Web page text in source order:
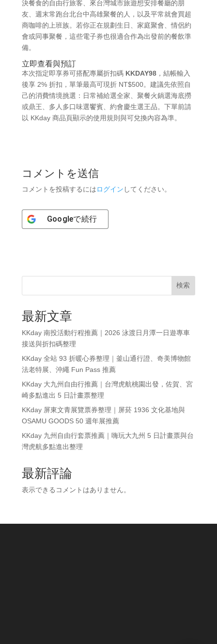
決餐食的自由行旅客、來台灣城市旅遊想安排餐廳的朋
友、週末常跑台北台中高雄聚餐的人，以及平常就會買超
商咖啡的上班族。若你正在規劃生日、家庭聚會、情侶約
會或同事聚餐，這些電子券也很適合作為出發前的餐飲準
備。
立即查看與預訂
本次指定即享券可搭配專屬折扣碼 KKDAY98，結帳輸入
後享 2% 折扣，單筆最高可現折 NT$500。建議先依照自
己的消費情境挑選：日常補給選全家、聚餐火鍋選海底撈
或鼎王、多人多口味選饗賓、約會慶生選王品。下單前請
以 KKday 商品頁顯示的使用規則與可兌換內容為準。
コメントを送信
コメントを投稿するにはログイン してください。
Googleで続行
検索
最新文章
KKday 南投活動行程推薦｜2026 泳渡日月潭一日遊專車
接送與折扣碼整理
KKday 全站 93 折暖心券整理｜釜山通行證、奇美博物館
法老特展、沖繩 Fun Pass 推薦
KKday 大九州自由行推薦｜台灣虎航桃園出發，佐賀、宮
崎多點進出 5 日計畫票整理
KKday 屏東文青展覽票券整理｜屏菸 1936 文化基地與
OSAMU GOODS 50 週年展推薦
KKday 九州自由行套票推薦｜嗨玩大九州 5 日計畫票與台
灣虎航多點進出整理
最新評論
表示できるコメントはありません。